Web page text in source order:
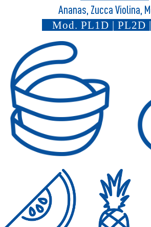
Ananas, Zucca Violina,
Mod. PL1D | PL2D